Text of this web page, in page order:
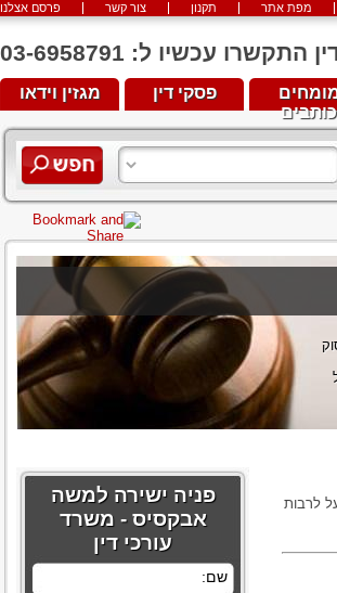
פרסם אצלנו צור קשר תקנון מפת אתר
עכשיו ל: 03-6958791
מגזין וידאו פסקי דין
כותבים
לרבות
פניה ישירה למשה
אבקסיס - משרד
עורכי דין